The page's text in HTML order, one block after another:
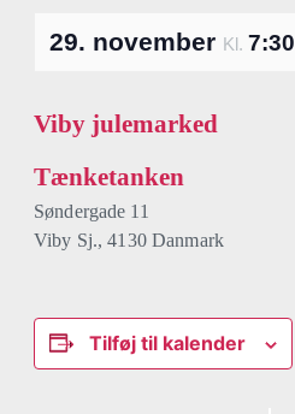
29. november Kl. 7:30
Viby julemarked
Tænketanken
Søndergade 11
Viby Sj., 4130 Danmark
Tilføj til kalender